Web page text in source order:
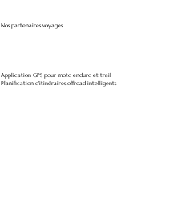
Nos partenaires voyages
Application GPS pour moto enduro et trail
Planification d'itinéraires offroad intelligents